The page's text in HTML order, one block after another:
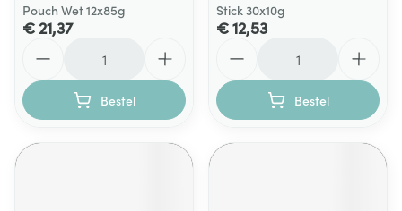
Pouch Wet 12x85g
€ 21,37
Bestel
Stick 30x10g
€ 12,53
Bestel